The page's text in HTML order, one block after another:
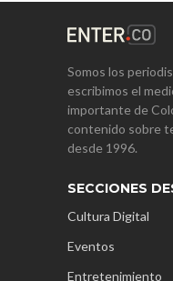
Somos los
escribimos el
importante de
contenido sobre
desde 1996.
SECCIONES
Cultura Digital
Eventos
Entretenimiento